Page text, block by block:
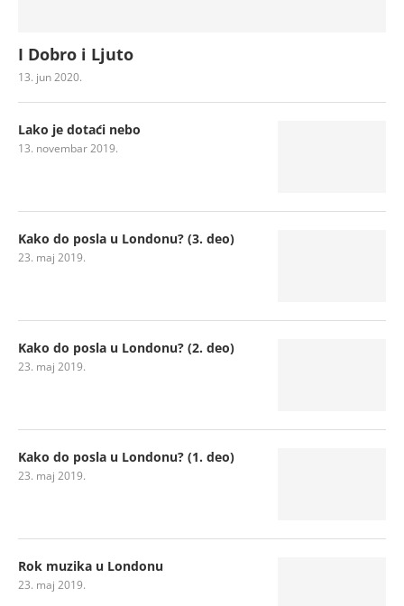
I Dobro i Ljuto
13. jun 2020.
Lako je dotaći nebo
13. novembar 2019.
Kako do posla u Londonu? (3. deo)
23. maj 2019.
Kako do posla u Londonu? (2. deo)
23. maj 2019.
Kako do posla u Londonu? (1. deo)
23. maj 2019.
Rok muzika u Londonu
23. maj 2019.